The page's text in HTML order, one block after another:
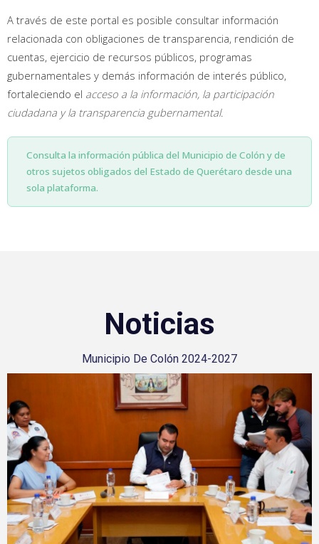
A través de este portal es posible consultar información
relacionada con obligaciones de transparencia, rendición de
cuentas, ejercicio de recursos públicos, programas
gubernamentales y demás información de interés público,
fortaleciendo el acceso a la información, la participación
ciudadana y la transparencia gubernamental.
Consulta la información pública del Municipio de Colón y de
otros sujetos obligados del Estado de Querétaro desde una
sola plataforma.
Noticias
Municipio De Colón 2024-2027